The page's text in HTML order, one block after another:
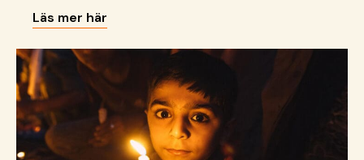
upp under året.
Läs mer här